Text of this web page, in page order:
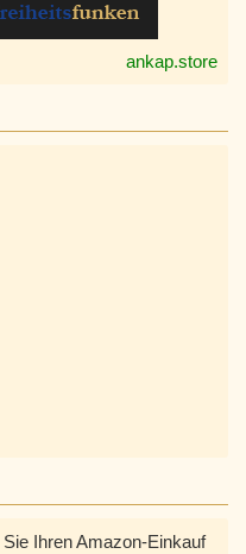
ankap.store
Ihren Amazon-Einkauf